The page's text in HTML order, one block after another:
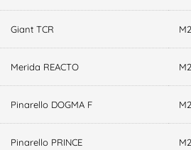
Giant TCR
Merida REACTO
Pinarello DOGMA F
Pinarello PRINCE